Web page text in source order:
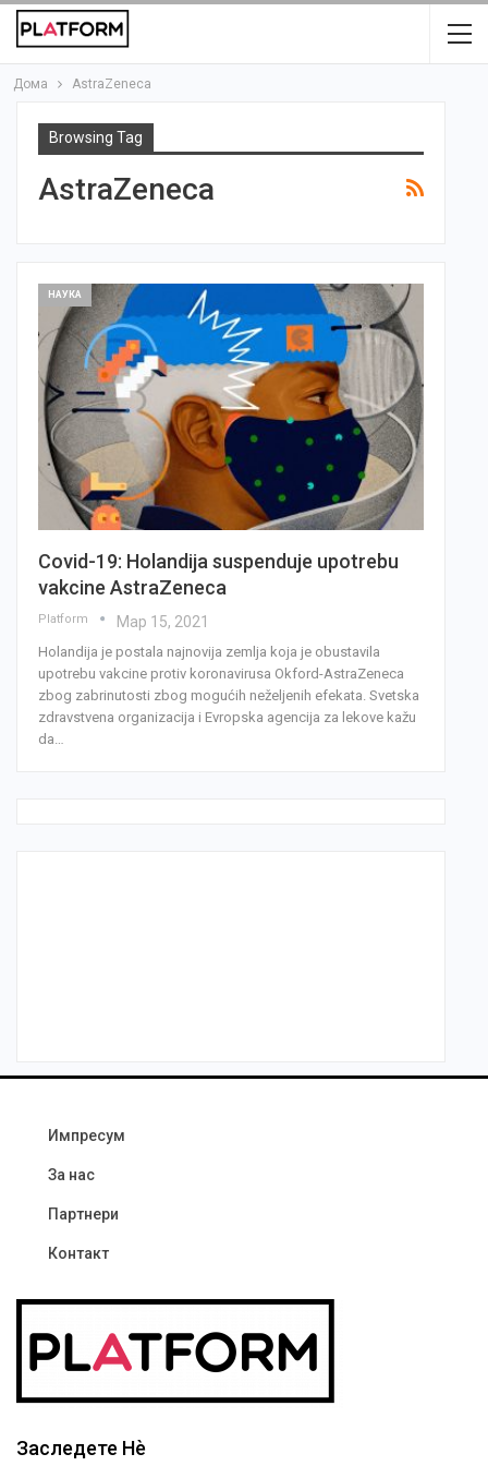
Дома AstraZeneca
Browsing Tag
AstraZeneca
НАУКА
Covid-19: Holandija suspenduje upotrebu
vakcine AstraZeneca
Platform Мар 15, 2021
Holandija je postala najnovija zemlja koja je obustavila
upotrebu vakcine protiv koronavirusa Okford-AstraZeneca
zbog zabrinutosti zbog mogućih neželjenih efekata. Svetska
zdravstvena organizacija i Evropska agencija za lekove kažu
da…
Импресум
За нас
Партнери
Контакт
Заследете Нѐ